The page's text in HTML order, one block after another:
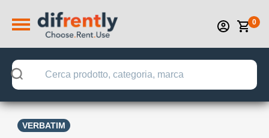
0
VERBATIM